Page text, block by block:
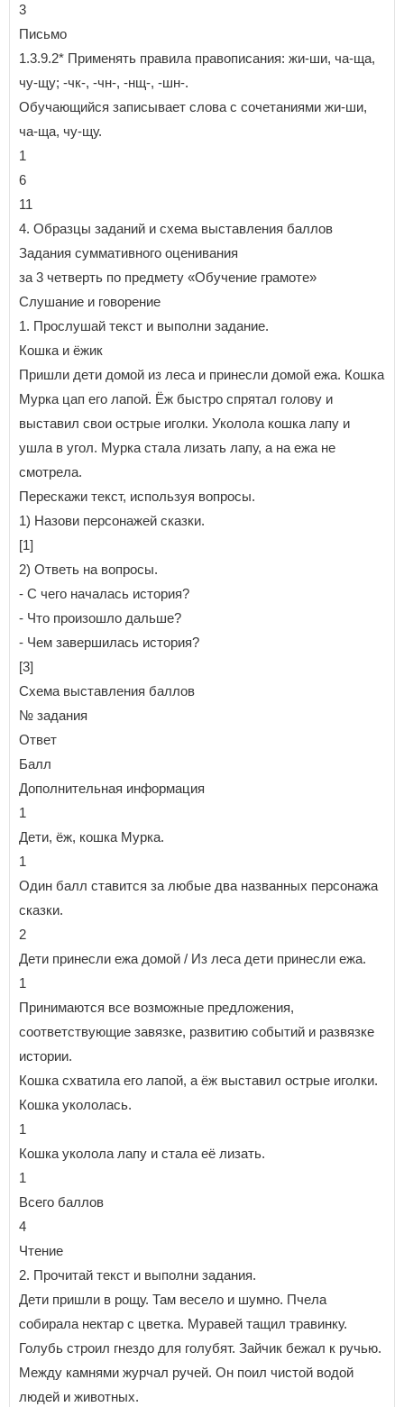
3
Письмо
1.3.9.2* Применять правила правописания: жи-ши, ча-ща,
чу-щу; -чк-, -чн-, -нщ-, -шн-.
Обучающийся записывает слова с сочетаниями жи-ши,
ча-ща, чу-щу.
1
6
11
4. Образцы заданий и схема выставления баллов
Задания суммативного оценивания
за 3 четверть по предмету «Обучение грамоте»
Слушание и говорение
1. Прослушай текст и выполни задание.
Кошка и ёжик
Пришли дети домой из леса и принесли домой ежа. Кошка
Мурка цап его лапой. Ёж быстро спрятал голову и
выставил свои острые иголки. Уколола кошка лапу и
ушла в угол. Мурка стала лизать лапу, а на ежа не
смотрела.
Перескажи текст, используя вопросы.
1) Назови персонажей сказки.
[1]
2) Ответь на вопросы.
- С чего началась история?
- Что произошло дальше?
- Чем завершилась история?
[3]
Схема выставления баллов
№ задания
Ответ
Балл
Дополнительная информация
1
Дети, ёж, кошка Мурка.
1
Один балл ставится за любые два названных персонажа
сказки.
2
Дети принесли ежа домой / Из леса дети принесли ежа.
1
Принимаются все возможные предложения,
соответствующие завязке, развитию событий и развязке
истории.
Кошка схватила его лапой, а ёж выставил острые иголки.
Кошка укололась.
1
Кошка уколола лапу и стала её лизать.
1
Всего баллов
4
Чтение
2. Прочитай текст и выполни задания.
Дети пришли в рощу. Там весело и шумно. Пчела
собирала нектар с цветка. Муравей тащил травинку.
Голубь строил гнездо для голубят. Зайчик бежал к ручью.
Между камнями журчал ручей. Он поил чистой водой
людей и животных.